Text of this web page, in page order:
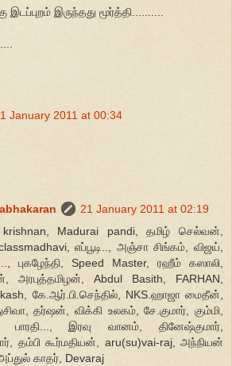
இடப்புறம் இருந்தது மூர்த்தி..........
January 2011 at 00:34
21 January 2011 at 02:19
Madurai pandi, தமிழ் செல்வன்,
எப்பூடி.., அஞ்சா சிங்கம், விஜய்,
புகழேந்தி, Speed Master, ரஹீம் கஸாலி,
Abdul Basith, FARHAN,
கே.ஆர்.பி.செந்தில், NKS.ஹாஜா மைதீன்,
தர்ஷன், விக்கி உலகம், சே.குமார், கும்மி,
பாரதி..., இரவு வானம், தினேஷ்குமார்,
தம்பி கூர்மதியன், aru(su)vai-raj, அந்நியன்
காதர், Devaraj